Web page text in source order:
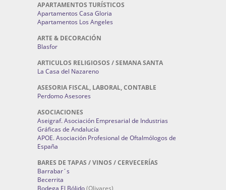
APARTAMENTOS TURÍSTICOS
Apartamentos Casa Gloria
Apartamentos Los Angeles
ARTE & DECORACIÓN
Blasfor
ARTICULOS RELIGIOSOS / SEMANA SANTA
La Casa del Nazareno
ASESORIA FISCAL, LABORAL, CONTABLE
Perdomo Asesores
ASOCIACIONES
Aseigraf. Asociación Empresarial de Industrias
Gráficas de Andalucía
APOE. Asociación Profesional de Oftalmólogos de
España
BARES DE TAPAS / VINOS / CERVECERÍAS
Barrabar´s
Becerrita
Bodega El Bólido(Olivares)